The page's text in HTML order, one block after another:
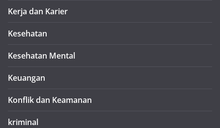
Kerja dan Karier
Kesehatan
Kesehatan Mental
Keuangan
Konflik dan Keamanan
kriminal